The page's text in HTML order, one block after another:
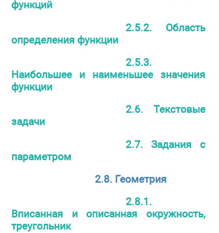
функций
2.5.2. Область
определения функции
2.5.3.
Наибольшее и наименьшее значения
функции
2.6. Текстовые
задачи
2.7. Задания с
параметром
2.8. Геометрия
2.8.1.
Вписанная и описанная окружность,
треугольник